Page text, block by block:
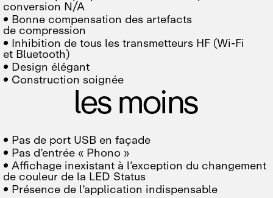
conversion N/A
 Bonne compensation des artefacts
de compression
 Inhibition de tous les transmetteurs HF (Wi‑Fi
et Bluetooth)
 Design élégant
 Construction soignéeles moins
 Pas de port USB en façade
 Pas d’entrée « Phono »
 Affichage inexistant à l’exception du changement
de couleur de la LED Status
 Présence de l’application indispensable